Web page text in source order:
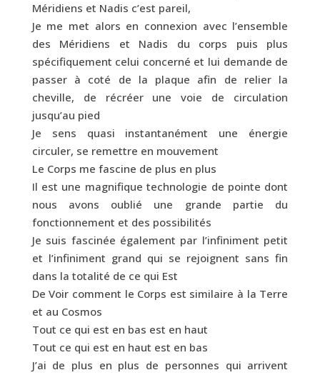
Méridiens et Nadis c’est pareil,
Je me met alors en connexion avec l’ensemble
des Méridiens et Nadis du corps puis plus
spécifiquement celui concerné et lui demande de
passer à coté de la plaque afin de relier la
cheville, de récréer une voie de circulation
jusqu’au pied
Je sens quasi instantanément une énergie
circuler, se remettre en mouvement
Le Corps me fascine de plus en plus
Il est une magnifique technologie de pointe dont
nous avons oublié une grande partie du
fonctionnement et des possibilités
Je suis fascinée également par l’infiniment petit
et l’infiniment grand qui se rejoignent sans fin
dans la totalité de ce qui Est
De Voir comment le Corps est similaire à la Terre
et au Cosmos
Tout ce qui est en bas est en haut
Tout ce qui est en haut est en bas
J’ai de plus en plus de personnes qui arrivent